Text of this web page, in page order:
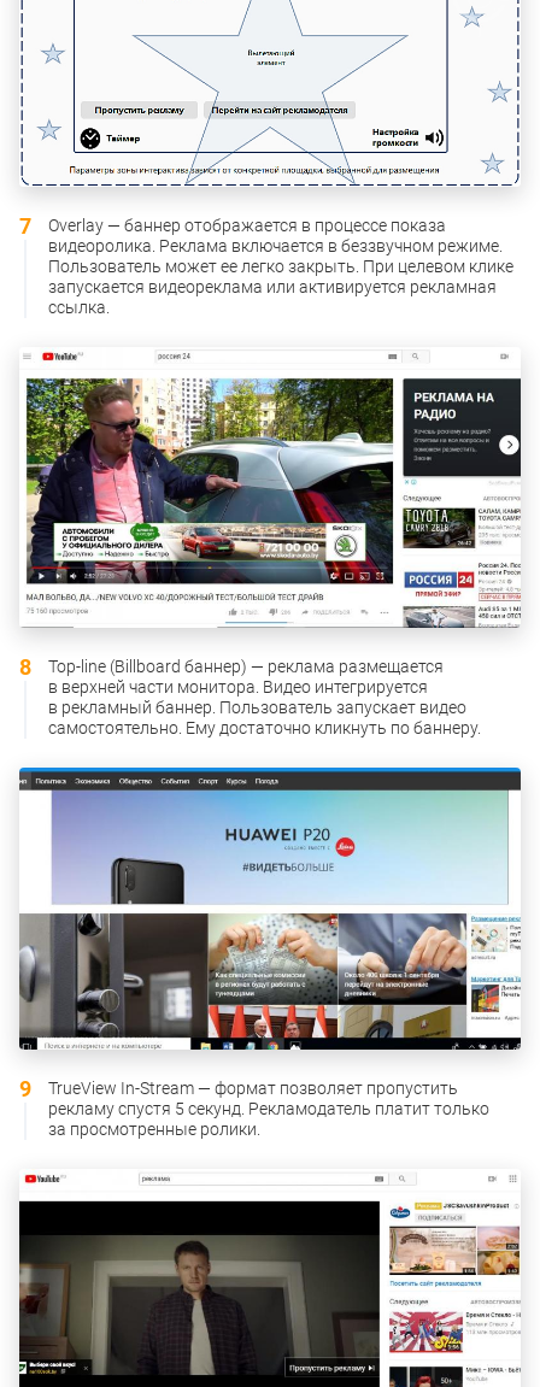
Overlay — баннер отображается в процессе показа
видеоролика. Реклама включается в беззвучном режиме.
Пользователь может ее легко закрыть. При целевом клике
запускается видеореклама или активируется рекламная
ссылка.
Top-line (Billboard баннер) — реклама размещается
в верхней части монитора. Видео интегрируется
в рекламный баннер. Пользователь запускает видео
самостоятельно. Ему достаточно кликнуть по баннеру.
TrueView In-Stream — формат позволяет пропустить
рекламу спустя 5 секунд. Рекламодатель платит только
за просмотренные ролики.